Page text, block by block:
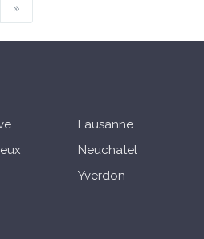
»
Lausanne
Neuchatel
Yverdon